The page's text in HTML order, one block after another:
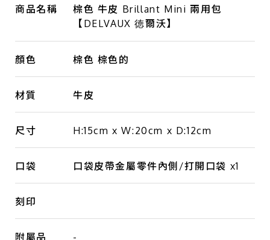
商品名稱
棕色 牛皮 Brillant Mini 兩用包
【DELVAUX 徳爾沃】
顏色 棕色 棕色的
材質 牛皮
尺寸 H:15cm x W:20cm x D:12cm
口袋 口袋皮帶金屬零件內側/打開口袋 x1
刻印
附屬品 -